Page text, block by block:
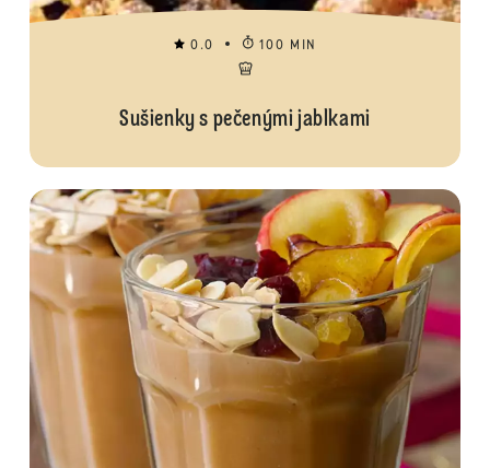
0.0 100 MIN
Sušienky s pečenými jablkami